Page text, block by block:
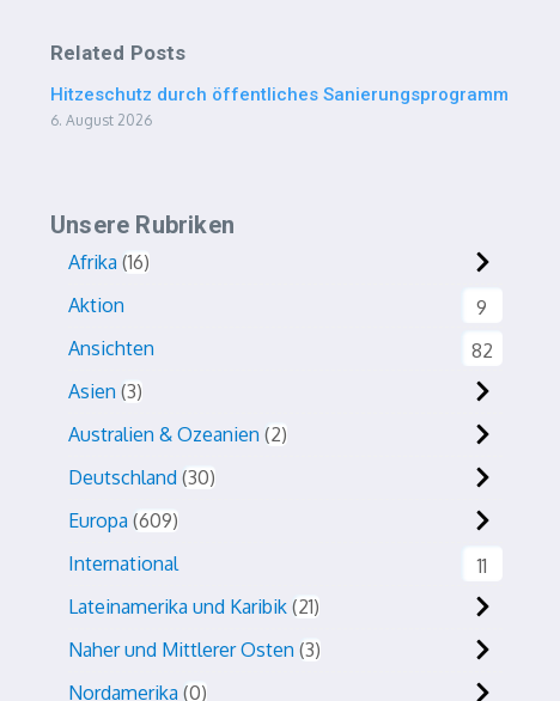
Related Posts
Hitzeschutz durch öffentliches Sanierungsprogramm
6. August 2026
Unsere Rubriken
Afrika 16
Aktion
9
Ansichten
82
Asien 3
Australien & Ozeanien 2
Deutschland 30
Europa 609
International
11
Lateinamerika und Karibik 21
Naher und Mittlerer Osten 3
Nordamerika 0